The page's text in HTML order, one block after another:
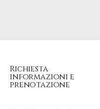
Richiesta
informazioni e
prenotazione